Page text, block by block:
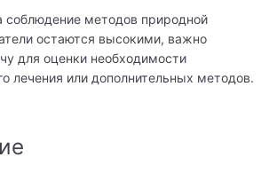
соблюдение методов природной
остаются высокими, важно
для оценки необходимости
лечения или дополнительных методов.
Евгеньевна
Александрович